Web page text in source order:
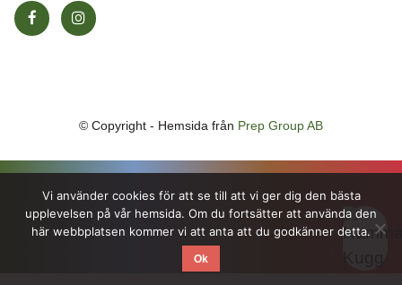
© Copyright - Hemsida från Prep Group AB
Vi använder cookies för att se till att vi ger dig den bästa
upplevelsen på vår hemsida. Om du fortsätter att använda den
här webbplatsen kommer vi att anta att du godkänner detta.
Ok